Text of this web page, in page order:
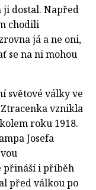
ji dostal. Napřed
chodili
já a ne oni,
se na ni mohou
světové války ve
vznikla
roku 1918.
Josefa
přináší i příběh
před válkou po